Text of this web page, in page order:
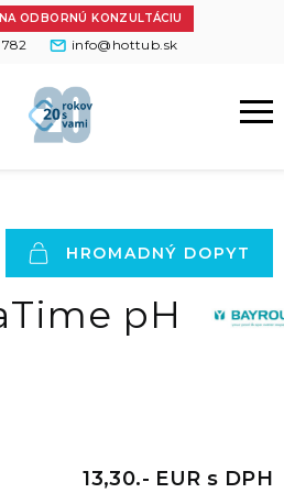
ODBORNÚ KONZULTÁCIU
782 info@hottub.sk
HROMADNÝ DOPYT
pH
13,30.- EUR s DPH